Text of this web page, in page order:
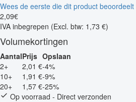
Wees de eerste die dit product beoordeelt
2,09€
IVA inbegrepen (Excl. btw: 1,73 €)
Volumekortingen
AantalPrijs Opslaan
2+
2,01 €-4%
10+
1,91 €-9%
20+
1,57 €-25%
Op voorraad - Direct verzonden